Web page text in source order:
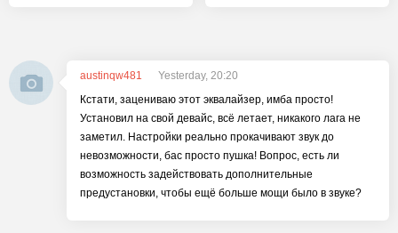
austinqw481
Yesterday, 20:20
Кстати, зацениваю этот эквалайзер, имба просто!
Установил на свой девайс, всё летает, никакого лага не
заметил. Настройки реально прокачивают звук до
невозможности, бас просто пушка! Вопрос, есть ли
возможность задействовать дополнительные
предустановки, чтобы ещё больше мощи было в звуке?